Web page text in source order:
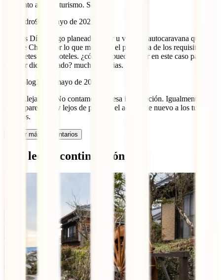
momento a hacer turismo. Saludos.
Alejandro9 de mayo de 2022
Buenos Días, tengo planeado hacer u viaje en autocaravana que
incluye China, por lo que me surge el problema de los requisitos de
los billetes y los hoteles. ¿cómo se puede hacer en este caso para
obtener dicho visado? muchas gracias.
IATI Blog10 de mayo de 2022
Hola Alejandro. No contamos con esa información. Igualmente,
China parece muy lejos de permitir el acceso de nuevo a los turistas.
Saludos.
Cargar más comentarios
Qué leer a continuación